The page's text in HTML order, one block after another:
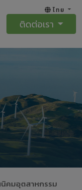
ไทย
ติดต่อเรา
นิคมอุตสาหกรรม